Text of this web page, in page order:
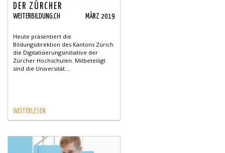
DER ZÜRCHER
HOCHSCHULEN - DIZH
WEITERBILDUNG.CH MÄRZ 2019
Heute präsentiert die
Bildungsdirektion des Kantons Zürich
die Digitalisierungsinitiative der
Zürcher Hochschulen. Mitbeteiligt
sind die Universität...
WEITERLESEN